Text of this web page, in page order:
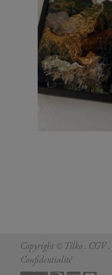
Copyright © Tilko . CGV.
Confidentialité